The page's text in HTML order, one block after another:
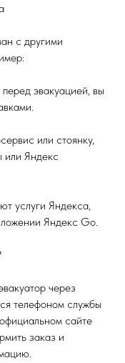
с другими
эвакуацией, вы
или стоянку,
или Яндекс
услуги Яндекса,
Яндекс Go.
через
телефоном службы
сайте
заказ и